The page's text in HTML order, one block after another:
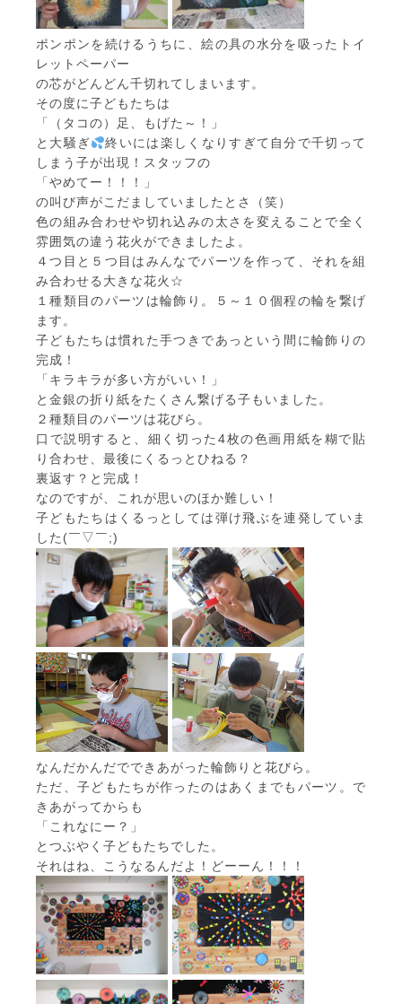
ポンポンを続けるうちに、絵の具の水分を吸ったトイ
レットペーパー
の芯がどんどん千切れてしまいます。
その度に子どもたちは
「（タコの）足、もげた～！」
と大騒ぎ
終いには楽しくなりすぎて自分で千切って
しまう子が出現！スタッフの
「やめてー！！！」
の叫び声がこだましていましたとさ（笑）
色の組み合わせや切れ込みの太さを変えることで全く
雰囲気の違う花火ができましたよ。
４つ目と５つ目はみんなでパーツを作って、それを組
み合わせる大きな花火☆
１種類目のパーツは輪飾り。５～１０個程の輪を繋げ
ます。
子どもたちは慣れた手つきであっという間に輪飾りの
完成！
「キラキラが多い方がいい！」
と金銀の折り紙をたくさん繋げる子もいました。
２種類目のパーツは花びら。
口で説明すると、細く切った4枚の色画用紙を糊で貼
り合わせ、最後にくるっとひねる？
裏返す？と完成！
なのですが、これが思いのほか難しい！
子どもたちはくるっとしては弾け飛ぶを連発していま
した(￣▽￣;)
なんだかんだでできあがった輪飾りと花びら。
ただ、子どもたちが作ったのはあくまでもパーツ。で
きあがってからも
「これなにー？」
とつぶやく子どもたちでした。
それはね、こうなるんだよ！どーーん！！！